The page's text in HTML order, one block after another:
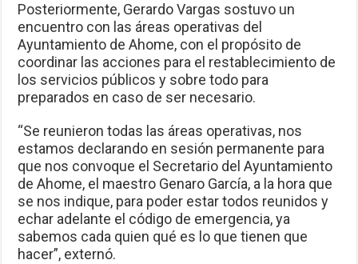
Posteriormente, Gerardo Vargas sostuvo un
encuentro con las áreas operativas del
Ayuntamiento de Ahome, con el propósito de
coordinar las acciones para el restablecimiento de
los servicios públicos y sobre todo para
preparados en caso de ser necesario.
“Se reunieron todas las áreas operativas, nos
estamos declarando en sesión permanente para
que nos convoque el Secretario del Ayuntamiento
de Ahome, el maestro Genaro García, a la hora que
se nos indique, para poder estar todos reunidos y
echar adelante el código de emergencia, ya
sabemos cada quien qué es lo que tienen que
hacer”, externó.